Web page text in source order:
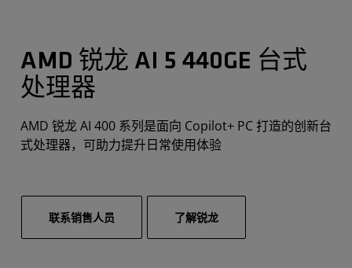
AMD 锐龙 AI 5 440GE 台式
处理器
AMD 锐龙 AI 400 系列是面向 Copilot+ PC 打造的创新台
式处理器，可助力提升日常使用体验
联系销售人员 了解锐龙